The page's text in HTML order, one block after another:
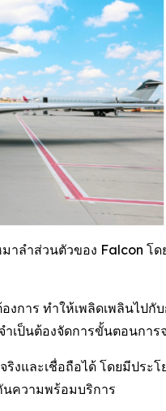
าลำส่วนตัวของ Falcon โ
าร ทำให้เพลิดเพลินไปกั
เป็นต้องจัดการขั้นตอนการ
และเชื่อถือได้ โดยมีประ
ความพร้อมบริการ